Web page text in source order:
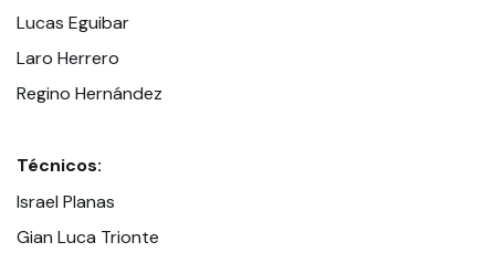
Lucas Eguibar
Laro Herrero
Regino Hernández
Técnicos:
Israel Planas
Gian Luca Trionte